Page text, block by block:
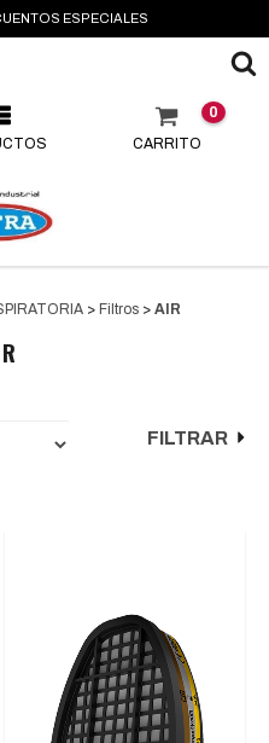
ESPECIALES
CARRITO
0
> Filtros > AIR
FILTRAR